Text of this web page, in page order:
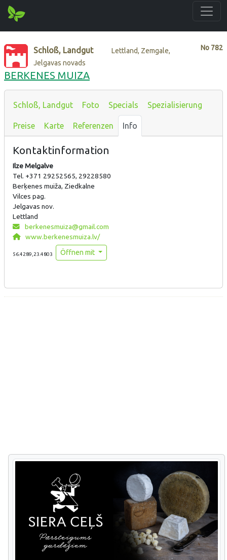
No 782
Schloß, Landgut
Lettland, Zemgale,
Jelgavas novads
BERKENES MUIZA
Schloß, Landgut Foto Specials Spezialisierung
Preise Karte Referenzen Info
Kontaktinformation
Ilze Melgalve
Tel. +371 29252565, 29228580
Berķenes muiža, Ziedkalne
Vilces pag.
Jelgavas nov.
Lettland
berkenesmuiza@gmail.com
www.berkenesmuiza.lv/
56.4289,23.4803 Öffnen mit